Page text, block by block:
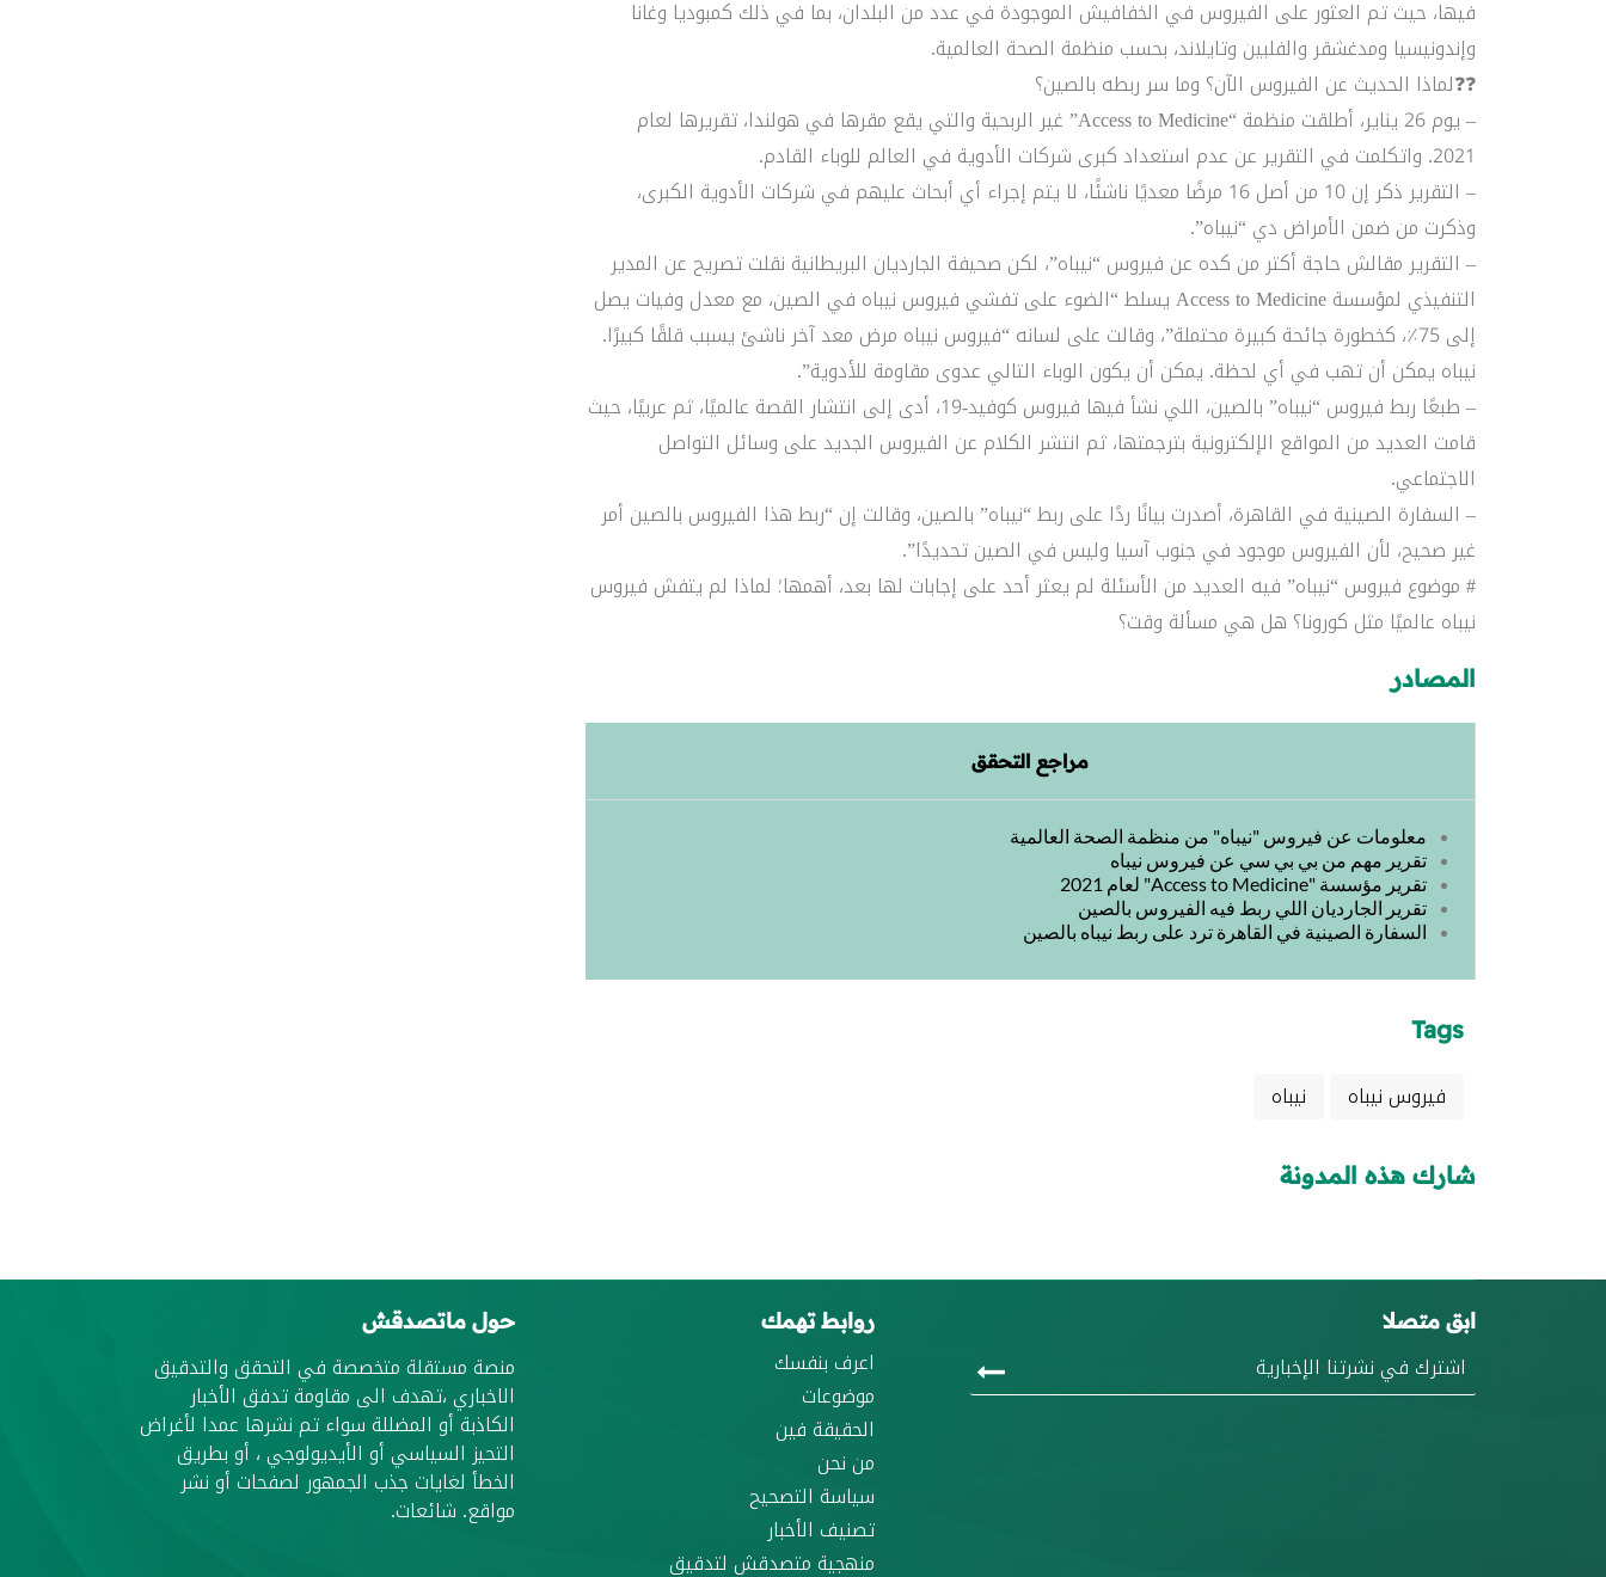
فيها، حيث تم العثور على الفيروس في الخفافيش الموجودة في عدد من البلدان، بما في ذلك كمبوديا وغانا
وإندونيسيا ومدغشقر والفلبين وتايلاند، بحسب منظمة الصحة العالمية.
❓❓لماذا الحديث عن الفيروس الآن؟ وما سر ربطه بالصين؟
– يوم 26 يناير، أطلقت منظمة “Access to Medicine” غير الربحية والتي يقع مقرها في هولندا، تقريرها لعام
2021. واتكلمت في التقرير عن عدم استعداد كبرى شركات الأدوية في العالم للوباء القادم.
– التقرير ذكر إن 10 من أصل 16 مرضًا معديًا ناشئًا، لا يتم إجراء أي أبحاث عليهم في شركات الأدوية الكبرى،
وذكرت من ضمن الأمراض دي “نيباه”.
– التقرير مقالش حاجة أكتر من كده عن فيروس “نيباه”، لكن صحيفة الجارديان البريطانية نقلت تصريح عن المدير
التنفيذي لمؤسسة Access to Medicine يسلط “الضوء على تفشي فيروس نيباه في الصين، مع معدل وفيات يصل
إلى 75٪، كخطورة جائحة كبيرة محتملة”، وقالت على لسانه “فيروس نيباه مرض معد آخر ناشئ يسبب قلقًا كبيرًا.
نيباه يمكن أن تهب في أي لحظة. يمكن أن يكون الوباء التالي عدوى مقاومة للأدوية”.
– طبعًا ربط فيروس “نيباه” بالصين، اللي نشأ فيها فيروس كوفيد-19، أدى إلى انتشار القصة عالميًا، ثم عربيًا، حيث
قامت العديد من المواقع الإلكترونية بترجمتها، ثم انتشر الكلام عن الفيروس الجديد على وسائل التواصل
الاجتماعي.
– السفارة الصينية في القاهرة، أصدرت بيانًا ردًا على ربط “نيباه” بالصين، وقالت إن “ربط هذا الفيروس بالصين أمر
غير صحيح، لأن الفيروس موجود في جنوب آسيا وليس في الصين تحديدًا”.
# موضوع فيروس “نيباه” فيه العديد من الأسئلة لم يعثر أحد على إجابات لها بعد، أهمها؛ لماذا لم يتفش فيروس
نيباه عالميًا مثل كورونا؟ هل هي مسألة وقت؟
المصادر
مراجع التحقق
معلومات عن فيروس "نيباه" من منظمة الصحة العالمية
تقرير مهم من بي بي سي عن فيروس نيباه
تقرير مؤسسة "Access to Medicine" لعام 2021
تقرير الجارديان اللي ربط فيه الفيروس بالصين
السفارة الصينية في القاهرة ترد على ربط نيباه بالصين
Tags
فيروس نيباه نيباه
شارك هذه المدونة
ابق متصلا روابط تهمك
اعرف بنفسك
موضوعات
الحقيقة فين
من نحن
سياسة التصحيح
تصنيف الأخبار
منهجية متصدقش لتدقيق
حول ماتصدقش
منصة مستقلة متخصصة في التحقق والتدقيق
الاخباري ،تهدف الى مقاومة تدفق الأخبار
الكاذبة أو المضللة سواء تم نشرها عمدا لأغراض
التحيز السياسي أو الأيديولوجي ، أو بطريق
الخطأ لغايات جذب الجمهور لصفحات أو نشر
مواقع. شائعات.